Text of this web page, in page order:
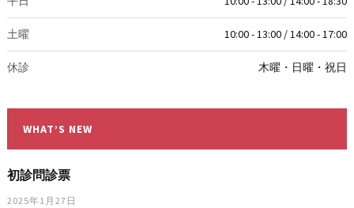
土曜 10:00 - 13:00 / 14:00 - 17:00
休診 木曜・日曜・祝日
WHAT’S NEW
初診問診票
2025年1月27日